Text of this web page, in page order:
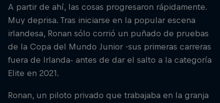
A partir de ahí, las cosas progresaron rápidamente.
Muy deprisa. Tras iniciarse en la popular escena
irlandesa, Ronan sólo corrió un puñado de pruebas
de la Copa del Mundo Junior -sus primeras carreras
fuera de Irlanda- antes de dar el salto a la categoría
Elite en 2021.
Ronan, un piloto privado que trabajaba en la granja